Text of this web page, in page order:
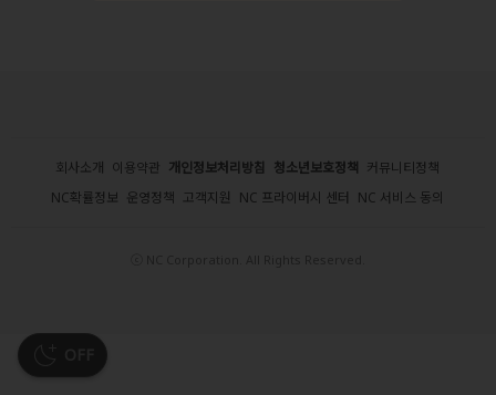
회사소개 이용약관 개인정보처리방침 청소년보호정책 커뮤니티정책
NC확률정보 운영정책 고객지원 NC 프라이버시 센터 NC 서비스 동의